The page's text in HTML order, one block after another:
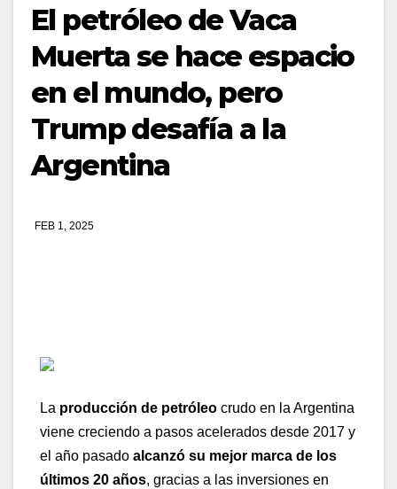
El petróleo de Vaca
Muerta se hace espacio
en el mundo, pero
Trump desafía a la
Argentina
FEB 1, 2025
La producción de petróleo crudo en la Argentina
viene creciendo a pasos acelerados desde 2017 y
el año pasado alcanzó su mejor marca de los
últimos 20 años, gracias a las inversiones en